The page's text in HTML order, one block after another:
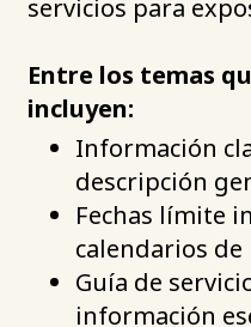
servicios para
Entre los temas
incluyen:
Información
descripción
Fechas límite
calendarios
Guía de
información